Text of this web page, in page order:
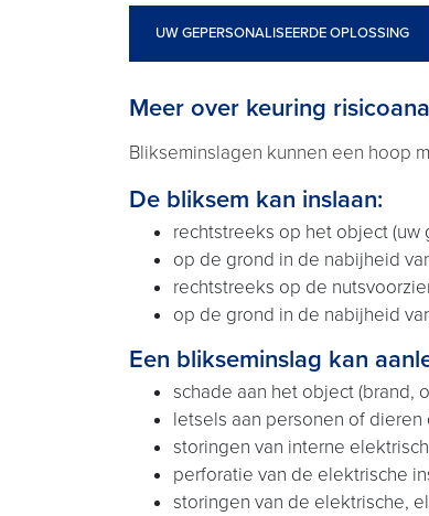
UW GEPERSONALISEERDE OPLOSSING
Meer over keuring
Blikseminslagen kunnen een hoop
De bliksem kan inslaan:
rechtstreeks op het object (uw
op de grond in de nabijheid
rechtstreeks op de
op de grond in de nabijheid
Een blikseminslag kan
schade aan het object (brand,
letsels aan personen of
storingen van interne
perforatie van de elektrische
storingen van de elektrische,